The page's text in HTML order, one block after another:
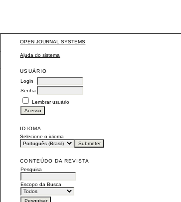
OPEN JOURNAL SYSTEMS
Ajuda do sistema
USUÁRIO
Login
Senha
Lembrar usuário
IDIOMA
Selecione o idioma
CONTEÚDO DA REVISTA
Pesquisa
Escopo da Busca